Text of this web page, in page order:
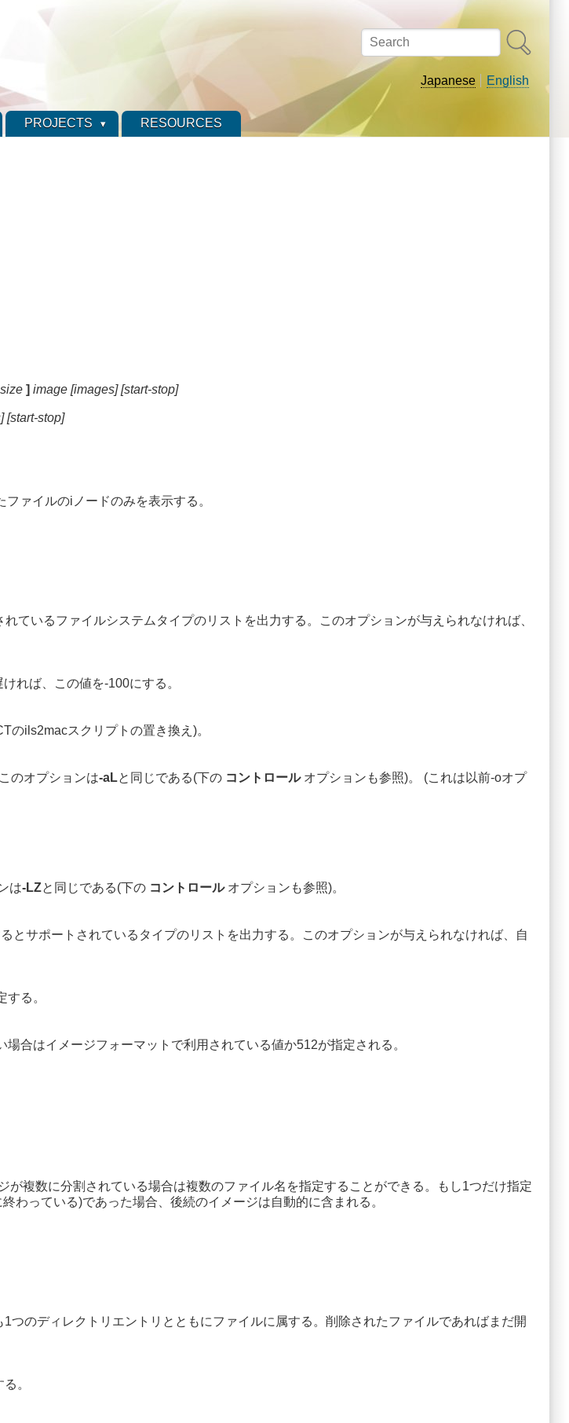
Search
Japanese English
PROJECTS RESOURCES
] image [images] [start-stop]
[start-stop]
ファイルのiノードのみを表示する。
ているファイルシステムタイプのリストを出力する。このオプションが与えられなければ、
れば、この値を-100にする。
のils2macスクリプトの置き換え)。
のオプションは-aLと同じである(下の コントロールオプションも参照)。 (これは以前-oオプ
は-LZと同じである(下の コントロールオプションも参照)。
サポートされているタイプのリストを出力する。このオプションが与えられなければ、自
る。
合はイメージフォーマットで利用されている値か512が指定される。
複数に分割されている場合は複数のファイル名を指定することができる。もし1つだけ指定
わっている)であった場合、後続のイメージは自動的に含まれる。
のディレクトリエントリとともにファイルに属する。削除されたファイルであればまだ開
。